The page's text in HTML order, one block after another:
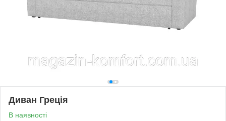
Диван Греція
В наявності